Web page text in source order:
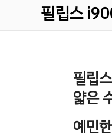
필립스
필립
얇은
예민